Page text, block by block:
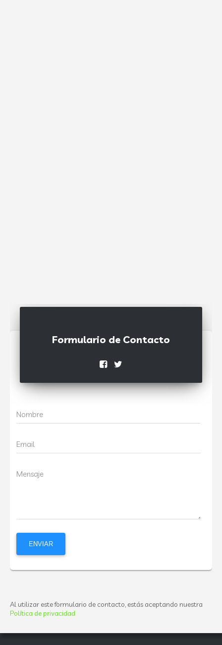
Formulario de Contacto
Nombre
Email
Mensaje
Al utilizar este formulario de contacto, estás aceptando nuestra
Política de privacidad